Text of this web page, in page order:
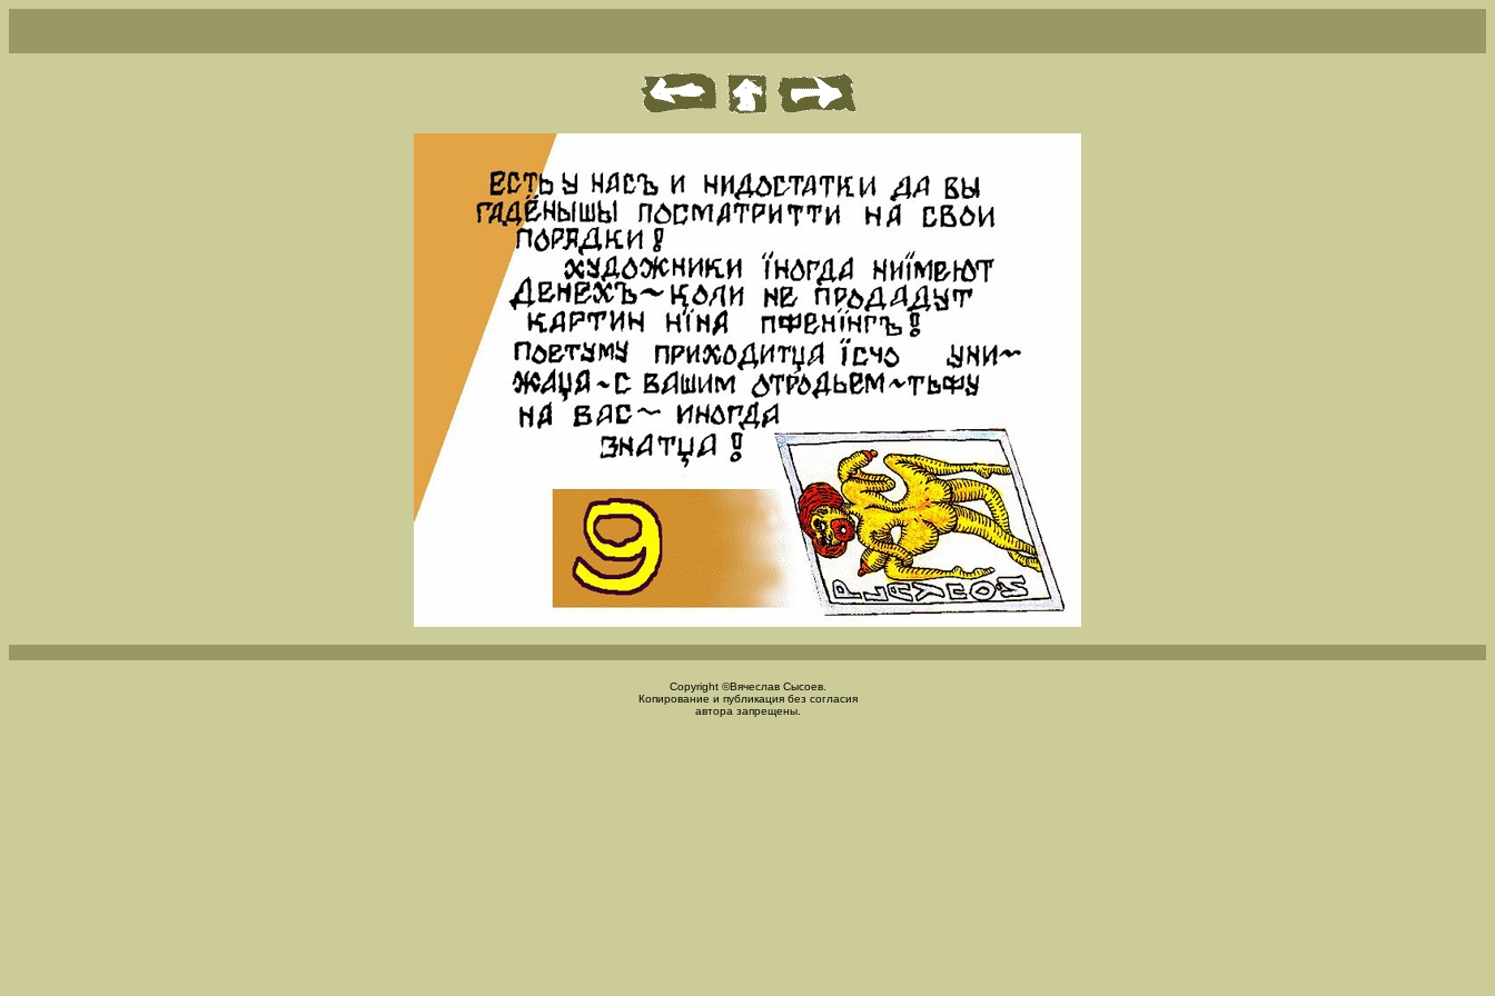
Copyright ©Вячеслав Сысоев.
Копирование и публикация без согласия
автора запрещены.